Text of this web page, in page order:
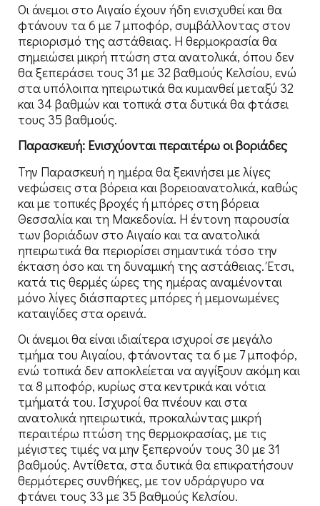
Οι άνεμοι στο Αιγαίο έχουν ήδη ενισχυθεί και θα
φτάνουν τα 6 με 7 μποφόρ, συμβάλλοντας στον
περιορισμό της αστάθειας. Η θερμοκρασία θα
σημειώσει μικρή πτώση στα ανατολικά, όπου δεν
θα ξεπεράσει τους 31 με 32 βαθμούς Κελσίου, ενώ
στα υπόλοιπα ηπειρωτικά θα κυμανθεί μεταξύ 32
και 34 βαθμών και τοπικά στα δυτικά θα φτάσει
τους 35 βαθμούς.
Παρασκευή: Ενισχύονται περαιτέρω οι βοριάδες
Την Παρασκευή η ημέρα θα ξεκινήσει με λίγες
νεφώσεις στα βόρεια και βορειοανατολικά, καθώς
και με τοπικές βροχές ή μπόρες στη βόρεια
Θεσσαλία και τη Μακεδονία. Η έντονη παρουσία
των βοριάδων στο Αιγαίο και τα ανατολικά
ηπειρωτικά θα περιορίσει σημαντικά τόσο την
έκταση όσο και τη δυναμική της αστάθειας. Έτσι,
κατά τις θερμές ώρες της ημέρας αναμένονται
μόνο λίγες διάσπαρτες μπόρες ή μεμονωμένες
καταιγίδες στα ορεινά.
Οι άνεμοι θα είναι ιδιαίτερα ισχυροί σε μεγάλο
τμήμα του Αιγαίου, φτάνοντας τα 6 με 7 μποφόρ,
ενώ τοπικά δεν αποκλείεται να αγγίξουν ακόμη και
τα 8 μποφόρ, κυρίως στα κεντρικά και νότια
τμήματά του. Ισχυροί θα πνέουν και στα
ανατολικά ηπειρωτικά, προκαλώντας μικρή
περαιτέρω πτώση της θερμοκρασίας, με τις
μέγιστες τιμές να μην ξεπερνούν τους 30 με 31
βαθμούς. Αντίθετα, στα δυτικά θα επικρατήσουν
θερμότερες συνθήκες, με τον υδράργυρο να
φτάνει τους 33 με 35 βαθμούς Κελσίου.